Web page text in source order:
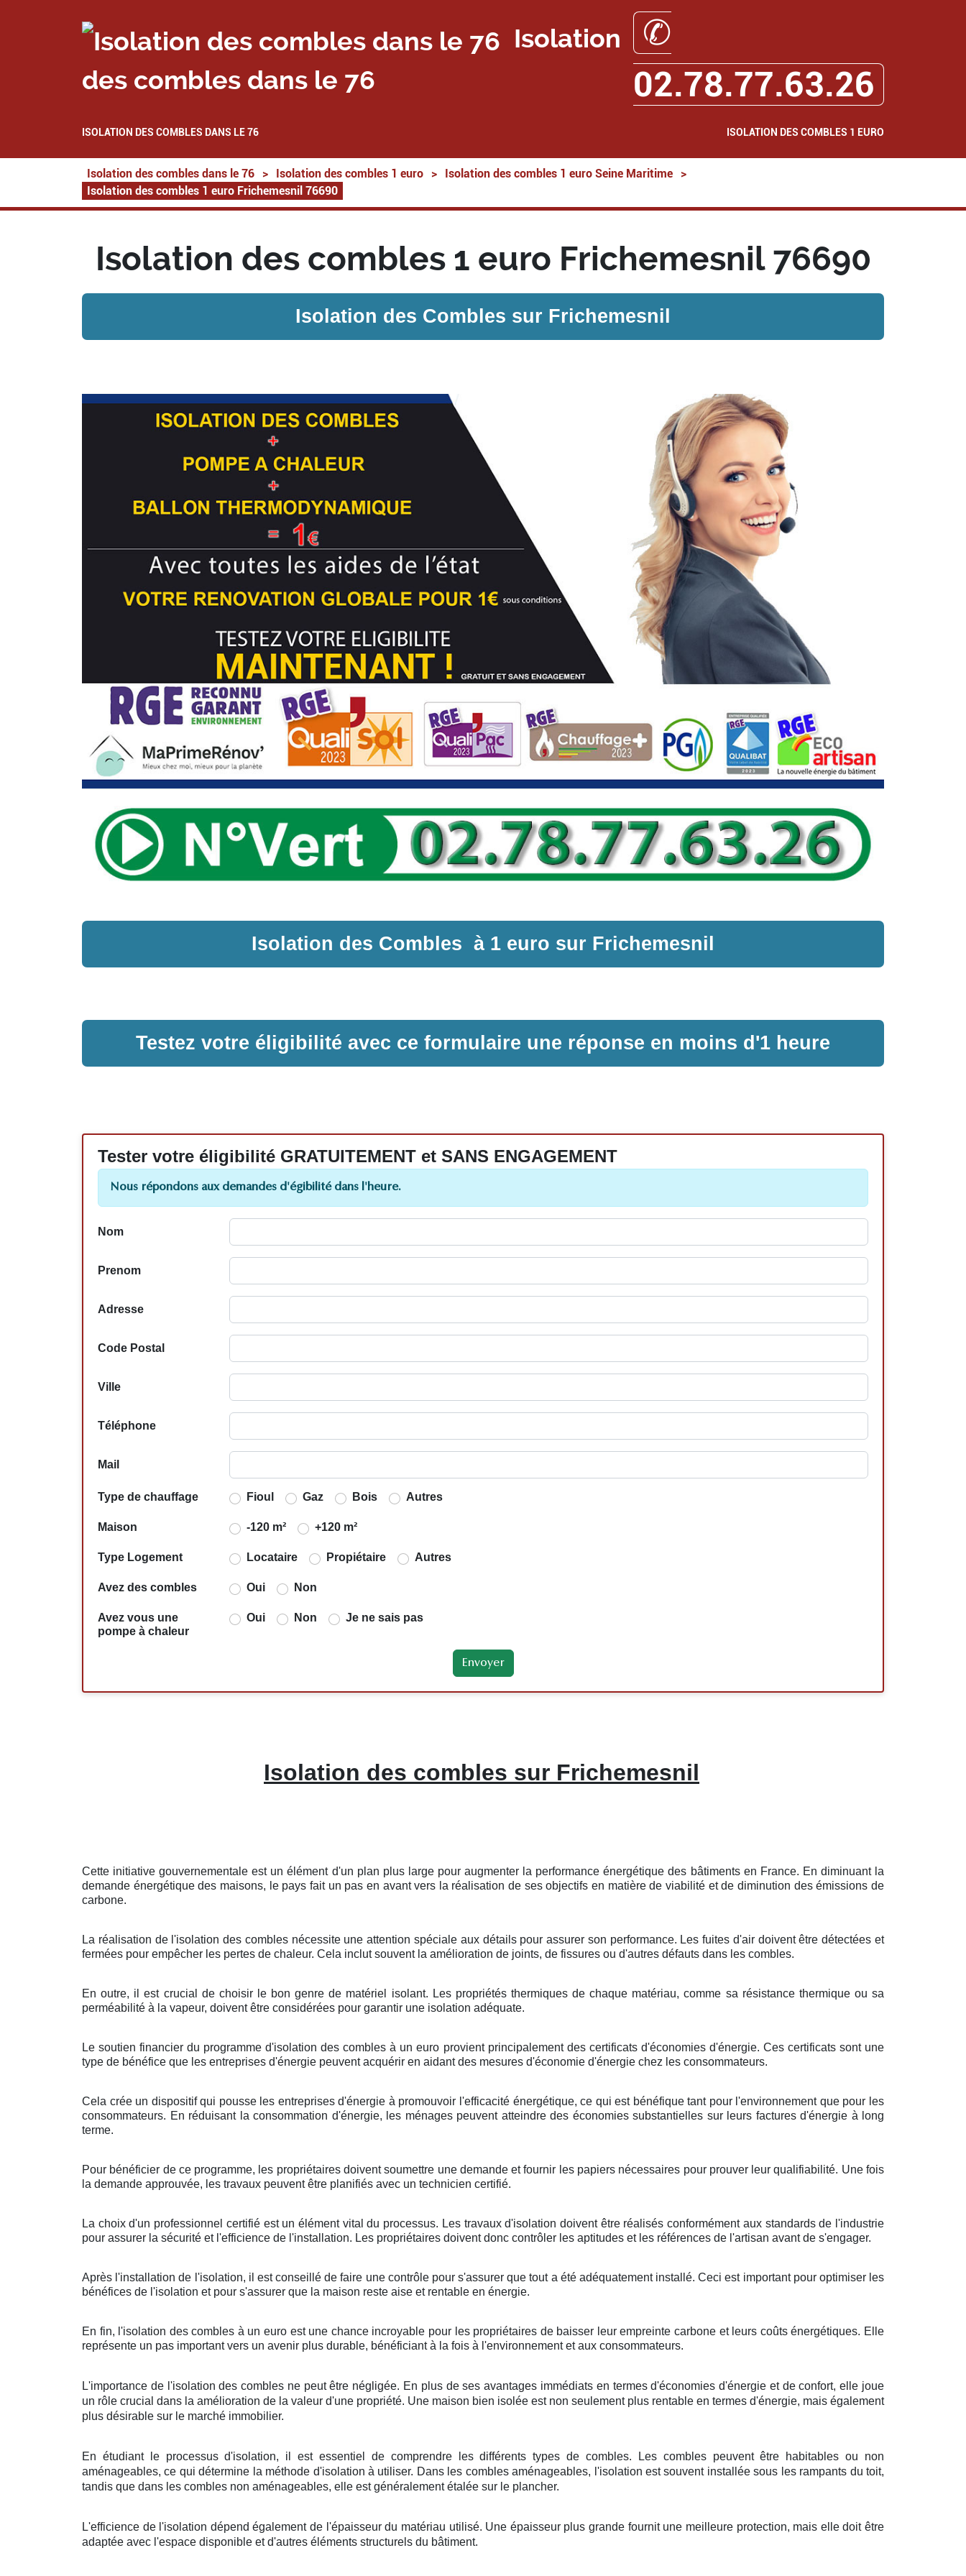
Isolation
des combles dans le 76
✆
02.78.77.63.26
ISOLATION DES COMBLES DANS LE 76 ISOLATION DES COMBLES 1 EURO
Isolation des combles dans le 76 > Isolation des combles 1 euro > Isolation des combles 1 euro Seine Maritime
>
Isolation des combles 1 euro Frichemesnil 76690
Isolation des combles 1 euro Frichemesnil 76690
Isolation des Combles sur Frichemesnil
Isolation des Combles à 1 euro sur Frichemesnil
Testez votre éligibilité avec ce formulaire une réponse en moins d'1 heure
Tester votre éligibilité GRATUITEMENT et SANS ENGAGEMENT
Nous répondons aux demandes d'égibilité dans l'heure.
Nom
Prenom
Adresse
Code Postal
Ville
Téléphone
Mail
Type de chauffage Fioul Gaz Bois Autres
Maison -120 m² +120 m²
Type Logement Locataire Propiétaire Autres
Avez des combles Oui Non
Avez vous une
pompe à chaleur
Oui Non Je ne sais pas
Isolation des combles sur Frichemesnil
Cette initiative gouvernementale est un élément d'un plan plus large pour augmenter la performance énergétique des bâtiments en France. En diminuant la
demande énergétique des maisons, le pays fait un pas en avant vers la réalisation de ses objectifs en matière de viabilité et de diminution des émissions de
carbone.
La réalisation de l'isolation des combles nécessite une attention spéciale aux détails pour assurer son performance. Les fuites d'air doivent être détectées et
fermées pour empêcher les pertes de chaleur. Cela inclut souvent la amélioration de joints, de fissures ou d'autres défauts dans les combles.
En outre, il est crucial de choisir le bon genre de matériel isolant. Les propriétés thermiques de chaque matériau, comme sa résistance thermique ou sa
perméabilité à la vapeur, doivent être considérées pour garantir une isolation adéquate.
Le soutien financier du programme d'isolation des combles à un euro provient principalement des certificats d'économies d'énergie. Ces certificats sont une
type de bénéfice que les entreprises d'énergie peuvent acquérir en aidant des mesures d'économie d'énergie chez les consommateurs.
Cela crée un dispositif qui pousse les entreprises d'énergie à promouvoir l'efficacité énergétique, ce qui est bénéfique tant pour l'environnement que pour les
consommateurs. En réduisant la consommation d'énergie, les ménages peuvent atteindre des économies substantielles sur leurs factures d'énergie à long
terme.
Pour bénéficier de ce programme, les propriétaires doivent soumettre une demande et fournir les papiers nécessaires pour prouver leur qualifiabilité. Une fois
la demande approuvée, les travaux peuvent être planifiés avec un technicien certifié.
La choix d'un professionnel certifié est un élément vital du processus. Les travaux d'isolation doivent être réalisés conformément aux standards de l'industrie
pour assurer la sécurité et l'efficience de l'installation. Les propriétaires doivent donc contrôler les aptitudes et les références de l'artisan avant de s'engager.
Après l'installation de l'isolation, il est conseillé de faire une contrôle pour s'assurer que tout a été adéquatement installé. Ceci est important pour optimiser les
bénéfices de l'isolation et pour s'assurer que la maison reste aise et rentable en énergie.
En fin, l'isolation des combles à un euro est une chance incroyable pour les propriétaires de baisser leur empreinte carbone et leurs coûts énergétiques. Elle
représente un pas important vers un avenir plus durable, bénéficiant à la fois à l'environnement et aux consommateurs.
L'importance de l'isolation des combles ne peut être négligée. En plus de ses avantages immédiats en termes d'économies d'énergie et de confort, elle joue
un rôle crucial dans la amélioration de la valeur d'une propriété. Une maison bien isolée est non seulement plus rentable en termes d'énergie, mais également
plus désirable sur le marché immobilier.
En étudiant le processus d'isolation, il est essentiel de comprendre les différents types de combles. Les combles peuvent être habitables ou non
aménageables, ce qui détermine la méthode d'isolation à utiliser. Dans les combles aménageables, l'isolation est souvent installée sous les rampants du toit,
tandis que dans les combles non aménageables, elle est généralement étalée sur le plancher.
L'efficience de l'isolation dépend également de l'épaisseur du matériau utilisé. Une épaisseur plus grande fournit une meilleure protection, mais elle doit être
adaptée avec l'espace disponible et d'autres éléments structurels du bâtiment.